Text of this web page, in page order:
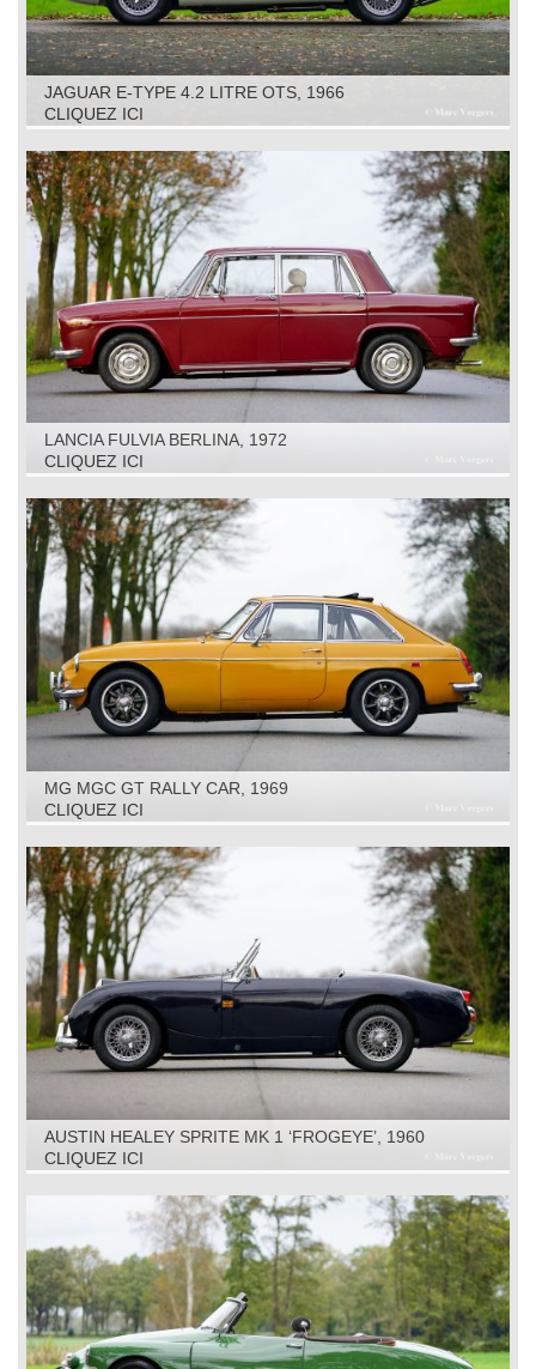
JAGUAR E-TYPE 4.2 LITRE OTS, 1966
CLIQUEZ ICI
LANCIA FULVIA BERLINA, 1972
CLIQUEZ ICI
MG MGC GT RALLY CAR, 1969
CLIQUEZ ICI
AUSTIN HEALEY SPRITE MK 1 ‘FROGEYE’, 1960
CLIQUEZ ICI